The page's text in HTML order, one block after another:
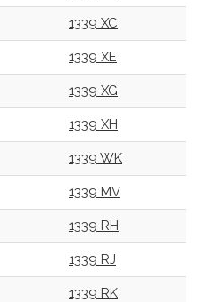
1339 XC
1339 XE
1339 XG
1339 XH
1339 WK
1339 MV
1339 RH
1339 RJ
1339 RK